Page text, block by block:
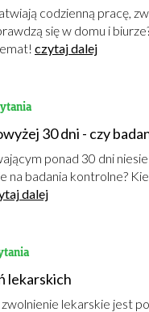
codzienną pracę,
się w domu i
czytaj dalej
30 dni - czy
ponad 30 dni
na badania kontrolne?
dalej
lekarskich
lekarskie jest